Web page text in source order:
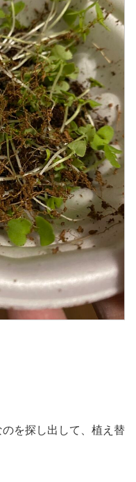
を探し出して、植え替